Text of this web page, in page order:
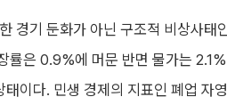
경기 둔화가 아닌 구조적 비상사태
률은 0.9%에 머문 반면 물가는
태이다. 민생 경제의 지표인 폐업 자